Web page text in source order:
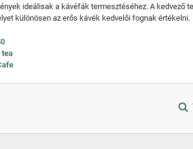
ideálisak a kávéfák termesztéséhez. A kedvező
különösen az erős kávék kedvelői fognak értékelni.
tea